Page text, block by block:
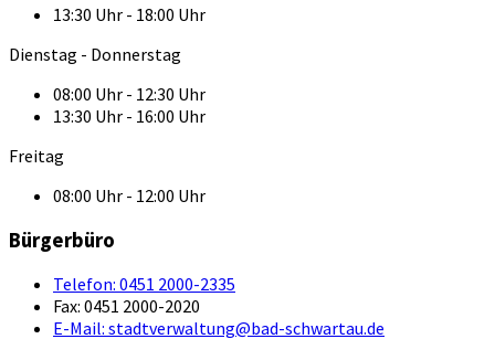
13:30 Uhr - 18:00 Uhr
Dienstag - Donnerstag
08:00 Uhr - 12:30 Uhr
13:30 Uhr - 16:00 Uhr
Freitag
08:00 Uhr - 12:00 Uhr
Bürgerbüro
Telefon: 0451 2000-2335
Fax: 0451 2000-2020
E-Mail: stadtverwaltung@bad-schwartau.de